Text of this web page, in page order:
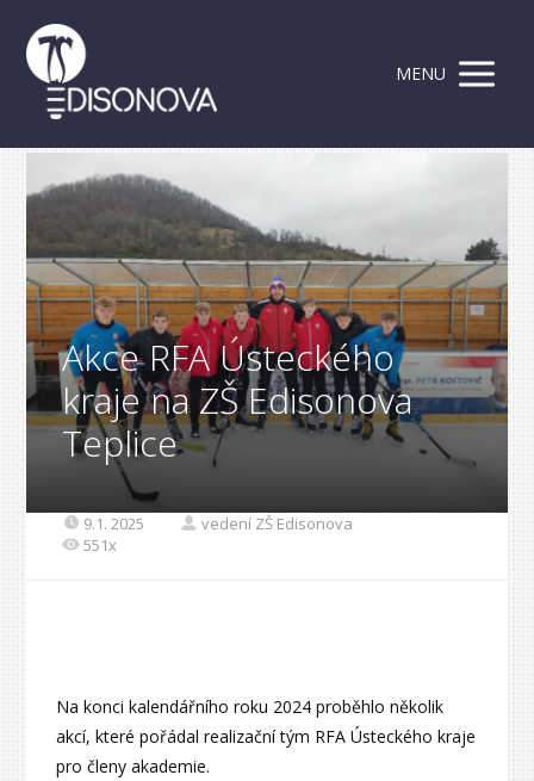
MENU
Akce RFA Ústeckého
kraje na ZŠ Edisonova
Teplice
9.1. 2025
vedení ZŠ Edisonova
551x
Na konci kalendářního roku 2024 proběhlo několik
akcí, které pořádal realizační tým RFA Ústeckého kraje
pro členy akademie.